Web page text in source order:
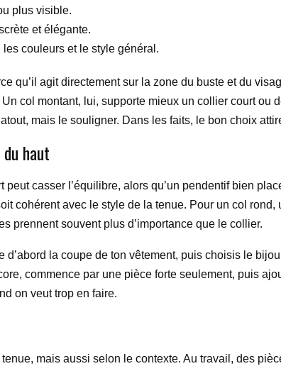
plus visible.
et élégante.
couleurs et le style général.
qu’il agit directement sur la zone du buste et du
col montant, lui, supporte mieux un collier court ou
mais le souligner. Dans les faits, le bon choix
haut
peut casser l’équilibre, alors qu’un pendentif bien
cohérent avec le style de la tenue. Pour un col
prennent souvent plus d’importance que le collier.
la coupe de ton vêtement, puis choisis le
commence par une pièce forte seulement, puis
on veut trop en faire.
mais aussi selon le contexte. Au travail, des